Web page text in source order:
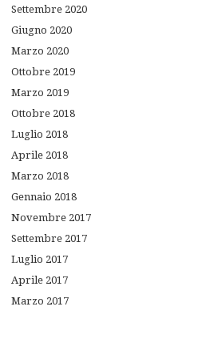
Settembre 2020
Giugno 2020
Marzo 2020
Ottobre 2019
Marzo 2019
Ottobre 2018
Luglio 2018
Aprile 2018
Marzo 2018
Gennaio 2018
Novembre 2017
Settembre 2017
Luglio 2017
Aprile 2017
Marzo 2017